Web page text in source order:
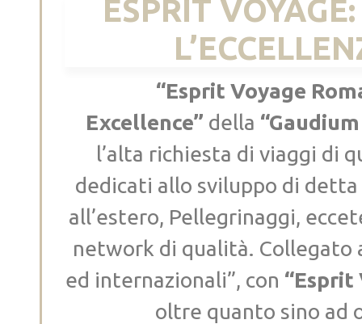
ESPRIT
“Esprit Voyage
Excellence” della
l’alta richiesta di viaggi di
dedicati allo sviluppo di
all’estero, Pellegrinaggi,
network di qualità. Collegato
ed internazionali”, con “Esprit
oltre quanto sino ad